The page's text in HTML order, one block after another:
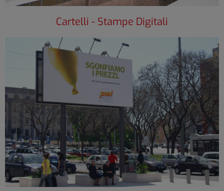
Cartelli - Stampe Digitali